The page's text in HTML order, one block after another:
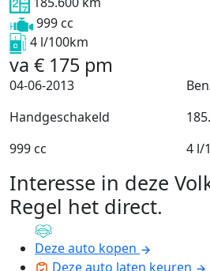
999 cc
4 l/100km
va € 175 pm
04-06-2013
Handgeschakeld
999 cc
4 l/
Interesse in deze
Regel het direct.
Deze auto kopen
Deze auto laten keuren